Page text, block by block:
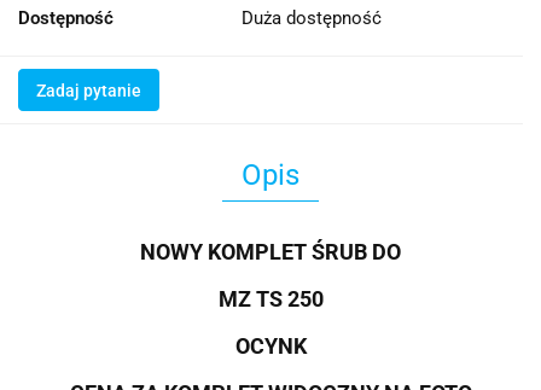
Dostępność Duża dostępność
Zadaj pytanie
Opis
NOWY KOMPLET ŚRUB DO
MZ TS 250
OCYNK